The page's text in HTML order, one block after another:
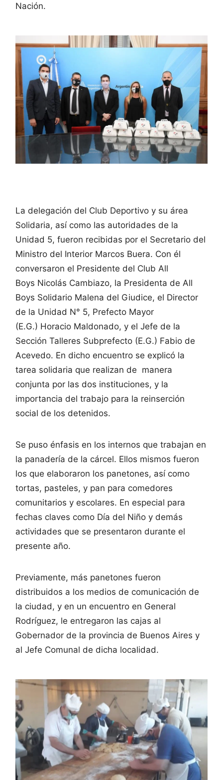
Nación.
La delegación del Club Deportivo y su área
Solidaria, así como las autoridades de la
Unidad 5, fueron recibidas por el Secretario del
Ministro del Interior Marcos Buera. Con él
conversaron el Presidente del Club All
Boys Nicolás Cambiazo, la Presidenta de All
Boys Solidario Malena del Giudice, el Director
de la Unidad N° 5, Prefecto Mayor
(E.G.) Horacio Maldonado, y el Jefe de la
Sección Talleres Subprefecto (E.G.) Fabio de
Acevedo. En dicho encuentro se explicó la
tarea solidaria que realizan de manera
conjunta por las dos instituciones, y la
importancia del trabajo para la reinserción
social de los detenidos.
Se puso énfasis en los internos que trabajan en
la panadería de la cárcel. Ellos mismos fueron
los que elaboraron los panetones, así como
tortas, pasteles, y pan para comedores
comunitarios y escolares. En especial para
fechas claves como Día del Niño y demás
actividades que se presentaron durante el
presente año.
Previamente, más panetones fueron
distribuidos a los medios de comunicación de
la ciudad, y en un encuentro en General
Rodríguez, le entregaron las cajas al
Gobernador de la provincia de Buenos Aires y
al Jefe Comunal de dicha localidad.